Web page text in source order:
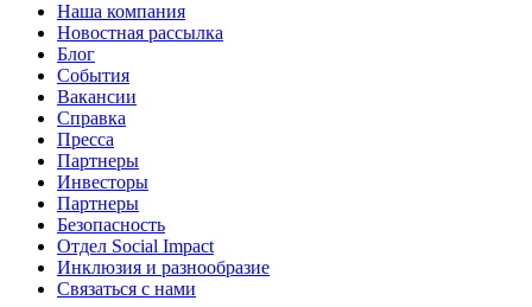
Наша компания
Новостная рассылка
Блог
События
Вакансии
Справка
Пресса
Партнеры
Инвесторы
Партнеры
Безопасность
Отдел Social Impact
Инклюзия и разнообразие
Связаться с нами